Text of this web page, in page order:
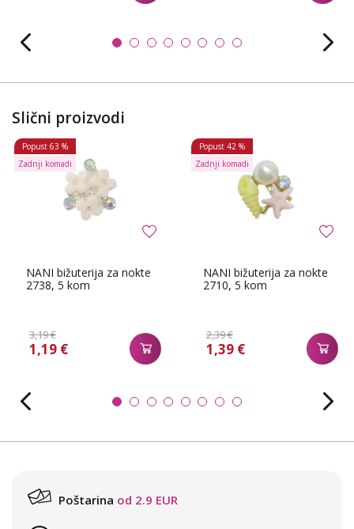
Slični proizvodi
NANI bižuterija za nokte
2738, 5 kom
3,19 €
1,19 €
Popust 63 %
Zadnji komadi
NANI bižuterija za nokte
2710, 5 kom
2,39 €
1,39 €
Popust 42 %
Zadnji komadi
Poštarina od 2.9 EUR